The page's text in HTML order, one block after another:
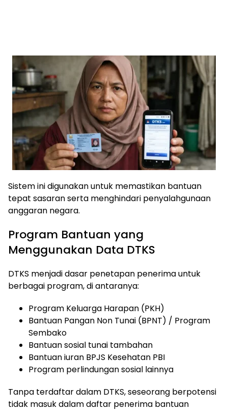
Sistem ini digunakan untuk memastikan bantuan
tepat sasaran serta menghindari penyalahgunaan
anggaran negara.
Program Bantuan yang
Menggunakan Data DTKS
DTKS menjadi dasar penetapan penerima untuk
berbagai program, di antaranya:
Program Keluarga Harapan (PKH)
Bantuan Pangan Non Tunai (BPNT) / Program
Sembako
Bantuan sosial tunai tambahan
Bantuan iuran BPJS Kesehatan PBI
Program perlindungan sosial lainnya
Tanpa terdaftar dalam DTKS, seseorang berpotensi
tidak masuk dalam daftar penerima bantuan